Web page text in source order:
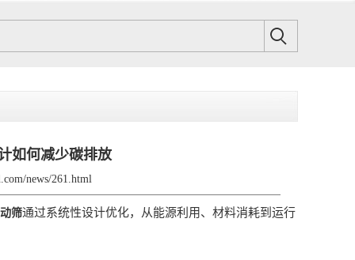
如何减少碳排放
news/261.html
筛通过系统性设计优化，从能源利用、材料消耗到运行